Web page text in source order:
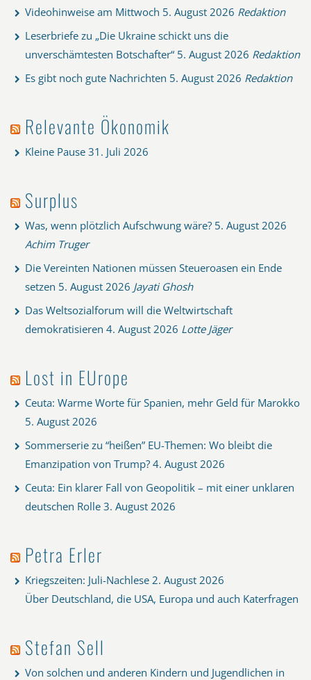
Videohinweise am Mittwoch 5. August 2026 Redaktion
Leserbriefe zu „Die Ukraine schickt uns die
unverschämtesten Botschafter“ 5. August 2026 Redaktion
Es gibt noch gute Nachrichten 5. August 2026 Redaktion
Relevante Ökonomik
Kleine Pause 31. Juli 2026
Surplus
Was, wenn plötzlich Aufschwung wäre? 5. August 2026
Achim Truger
Die Vereinten Nationen müssen Steueroasen ein Ende
setzen 5. August 2026 Jayati Ghosh
Das Weltsozialforum will die Weltwirtschaft
demokratisieren 4. August 2026 Lotte Jäger
Lost in EUrope
Ceuta: Warme Worte für Spanien, mehr Geld für Marokko
5. August 2026
Sommerserie zu “heißen” EU-Themen: Wo bleibt die
Emanzipation von Trump? 4. August 2026
Ceuta: Ein klarer Fall von Geopolitik – mit einer unklaren
deutschen Rolle 3. August 2026
Petra Erler
Kriegszeiten: Juli-Nachlese 2. August 2026
Über Deutschland, die USA, Europa und auch Katerfragen
Stefan Sell
Von solchen und anderen Kindern und Jugendlichen in